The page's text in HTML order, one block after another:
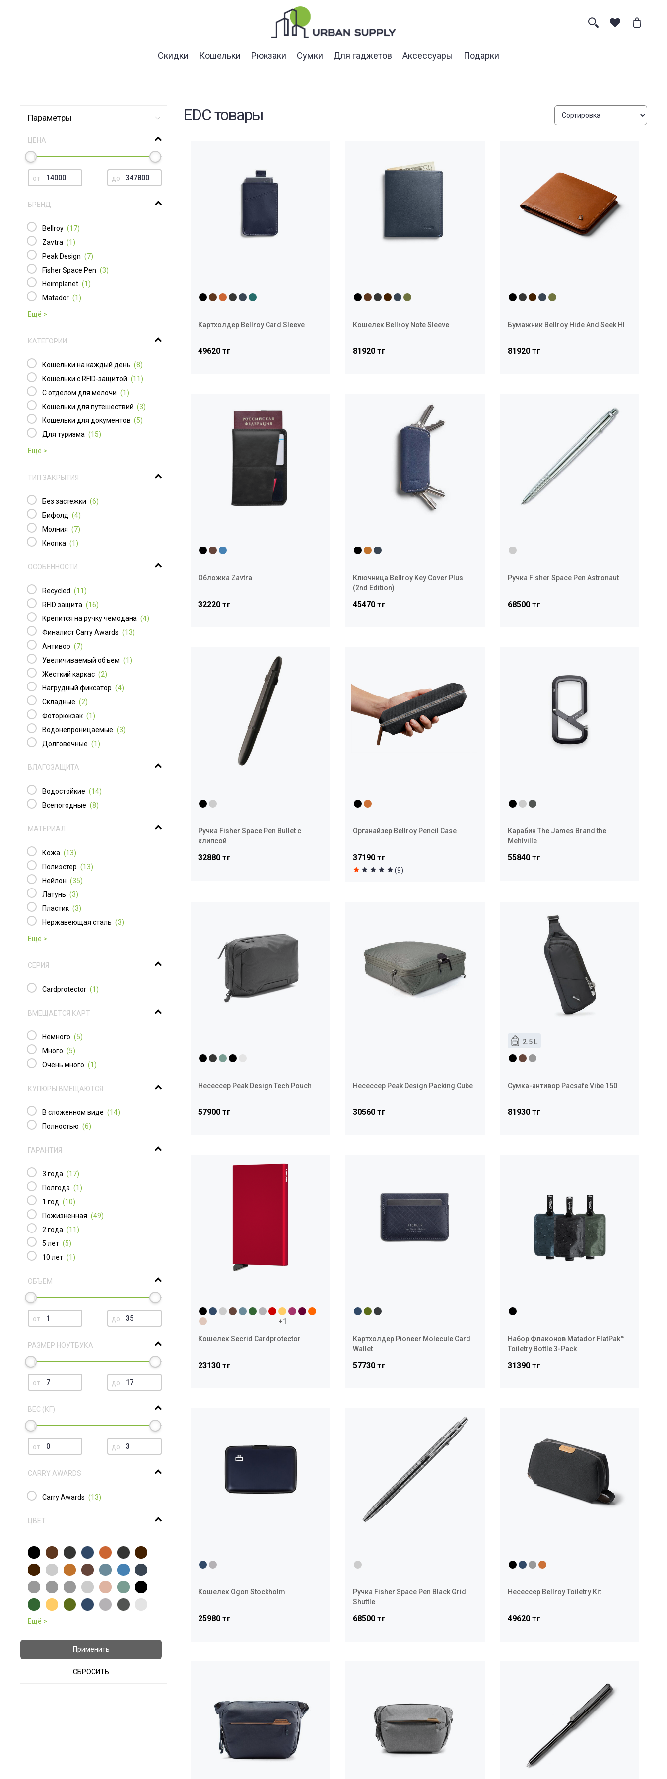
Скидки Кошельки Рюкзаки Сумки Для гаджетов Аксессуары Подарки
Параметры
ЦЕНА
от до
БРЕНД
Bellroy (17)
Zavtra (1)
Peak Design (7)
Fisher Space Pen (3)
Heimplanet (1)
Matador (1)
КАТЕГОРИИ
Кошельки на каждый день (8)
Кошельки с RFID-защитой (11)
С отделом для мелочи (1)
Кошельки для путешествий (3)
Кошельки для документов (5)
Для туризма (15)
ТИП ЗАКРЫТИЯ
Без застежки (6)
Бифолд (4)
Молния (7)
Кнопка (1)
ОСОБЕННОСТИ
Recycled (11)
RFID защита (16)
Крепится на ручку чемодана (4)
Финалист Carry Awards (13)
Антивор (7)
Увеличиваемый объем (1)
Жесткий каркас (2)
Нагрудный фиксатор (4)
Складные (2)
Фоторюкзак (1)
Водонепроницаемые (3)
Долговечные (1)
ВЛАГОЗАЩИТА
Водостойкие (14)
Всепогодные (8)
МАТЕРИАЛ
Кожа (13)
Полиэстер (13)
Нейлон (35)
Латунь (3)
Пластик (3)
Нержавеющая сталь (3)
СЕРИЯ
Cardprotector (1)
ВМЕЩАЕТСЯ КАРТ
Немного (5)
Много (5)
Очень много (1)
КУПЮРЫ ВМЕЩАЮТСЯ
В сложенном виде (14)
Полностью (6)
ГАРАНТИЯ
3 года (17)
Полгода (1)
1 год (10)
Пожизненная (49)
2 года (11)
5 лет (5)
10 лет (1)
ОБЪЕМ
от до
РАЗМЕР НОУТБУКА
от до
ВЕС (КГ)
от до
CARRY AWARDS
Carry Awards (13)
ЦВЕТ
Применить
СБРОСИТЬ
EDC товары
Картхолдер Bellroy Card Sleeve
49620 тг
Кошелек Bellroy Note Sleeve
81920 тг
Бумажник Bellroy Hide And Seek HI
81920 тг
Обложка Zavtra
32220 тг
Ключница Bellroy Key Cover Plus
(2nd Edition)
45470 тг
Ручка Fisher Space Pen Astronaut
68500 тг
Ручка Fisher Space Pen Bullet с
клипсой
32880 тг
Органайзер Bellroy Pencil Case
37190 тг
(9)
Карабин The James Brand the
Mehlville
55840 тг
Несессер Peak Design Tech Pouch
57900 тг
Несессер Peak Design Packing Cube
30560 тг
2.5 L
Сумка-антивор Pacsafe Vibe 150
81930 тг
+1
Кошелек Secrid Cardprotector
23130 тг
Картхолдер Pioneer Molecule Card
Wallet
57730 тг
Набор Флаконов Matador FlatPak™
Toiletry Bottle 3-Pack
31390 тг
Кошелек Ogon Stockholm
25980 тг
Ручка Fisher Space Pen Black Grid
Shuttle
68500 тг
Несессер Bellroy Toiletry Kit
49620 тг